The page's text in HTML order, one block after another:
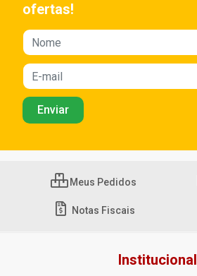
ofertas!
Meus Pedidos
Notas Fiscais
Institucional